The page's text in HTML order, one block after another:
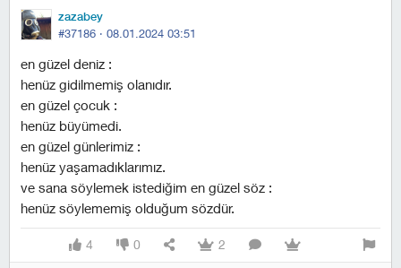
zazabey
#37186 · 08.01.2024 03:51
en güzel deniz :
henüz gidilmemiş olanıdır.
en güzel çocuk :
henüz büyümedi.
en güzel günlerimiz :
henüz yaşamadıklarımız.
ve sana söylemek istediğim en güzel söz :
henüz söylememiş olduğum sözdür.
4 0 2